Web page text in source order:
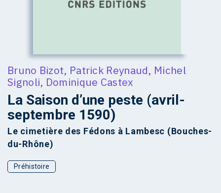
Bruno Bizot, Patrick Reynaud, Michel
Signoli, Dominique Castex
La Saison d’une peste (avril-
septembre 1590)
Le cimetière des Fédons à Lambesc (Bouches-
du-Rhône)
Préhistoire